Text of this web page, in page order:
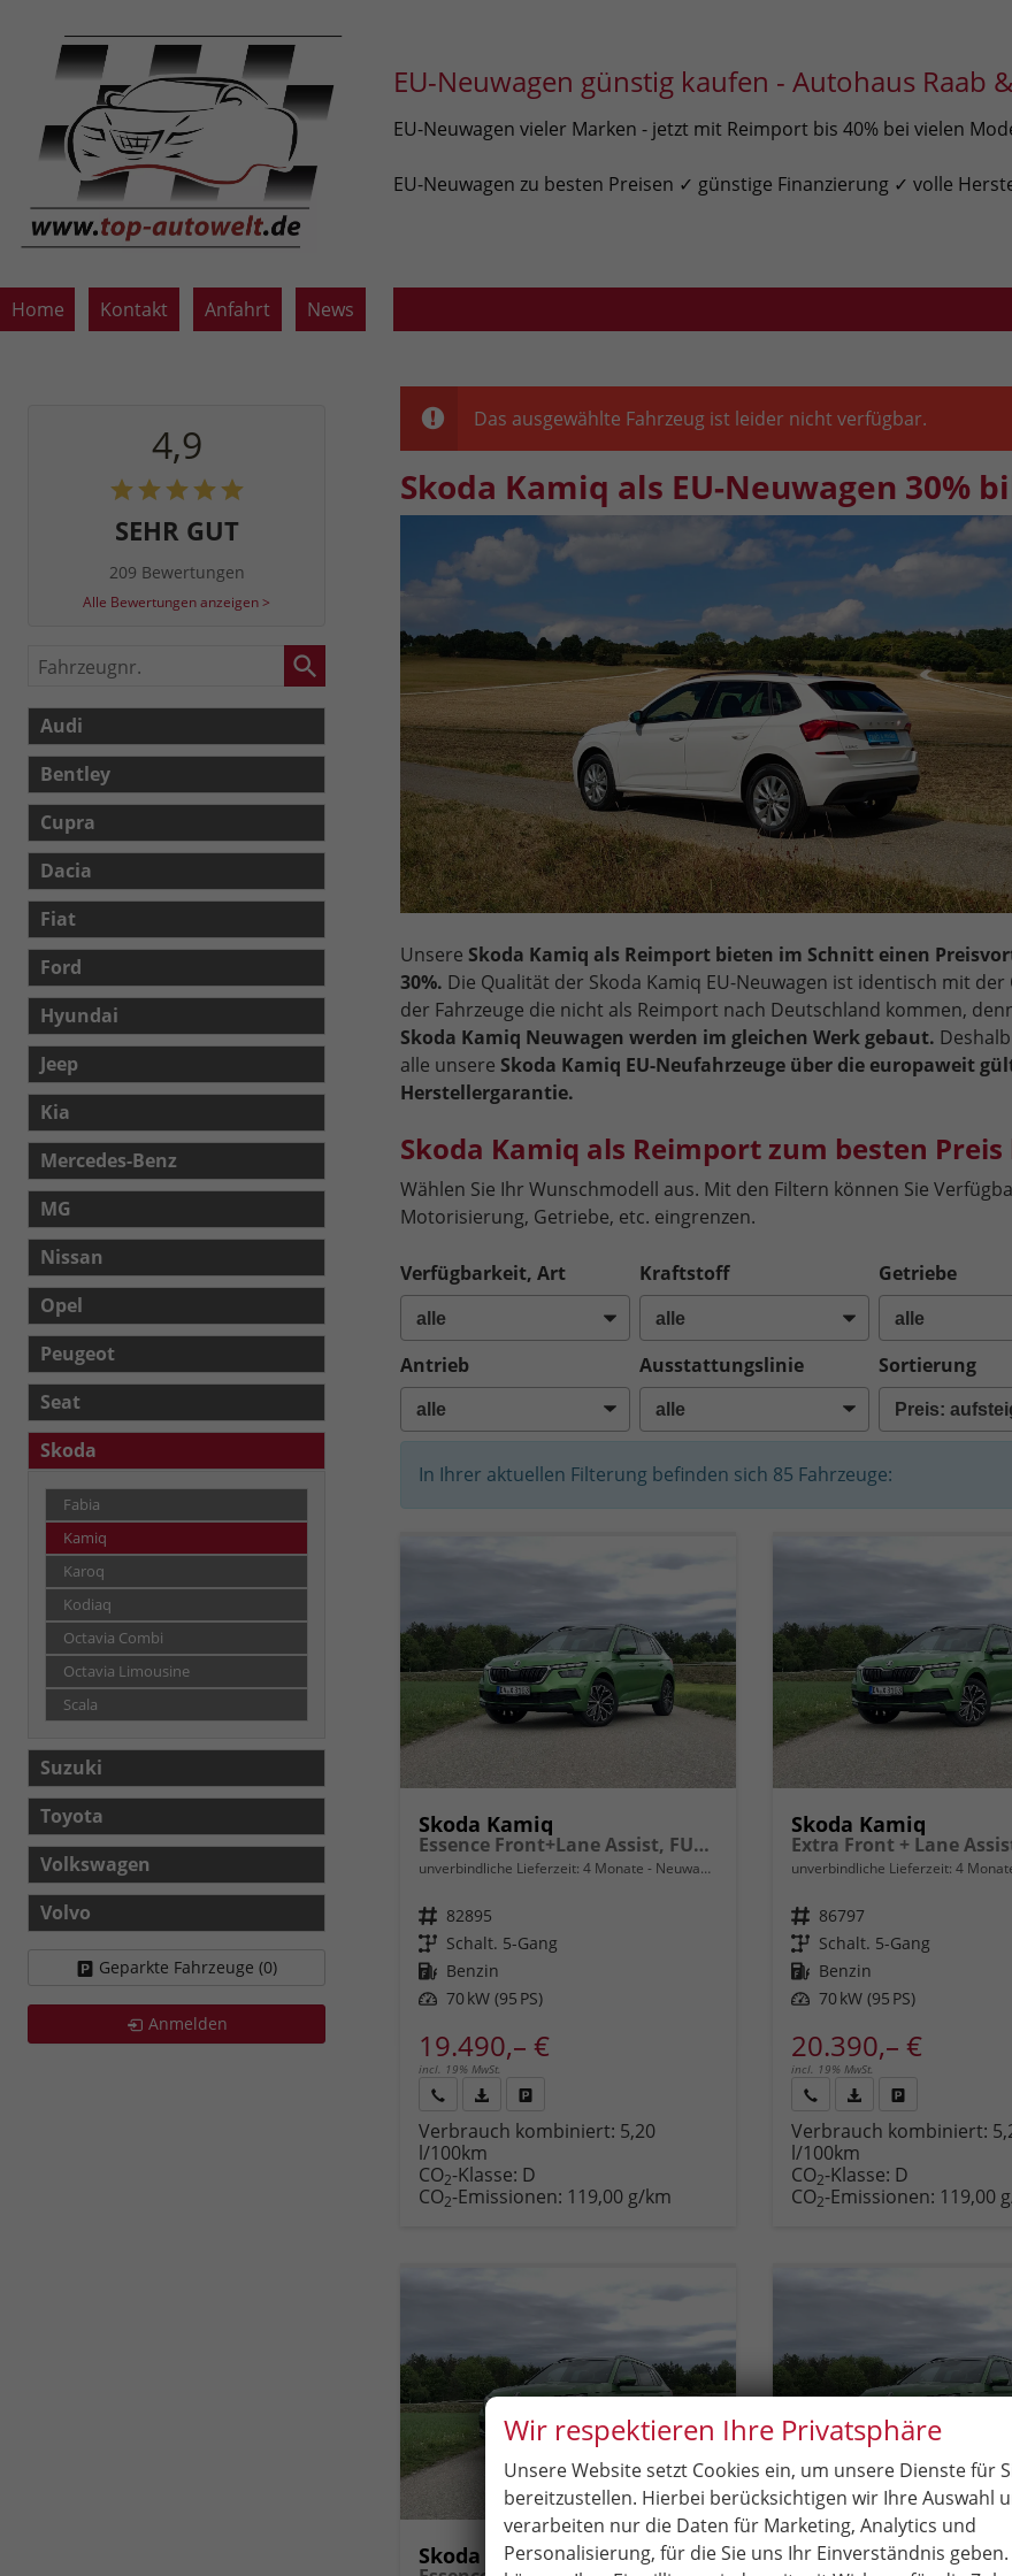
EU-Neuwagen günstig kaufen - Autohaus Raab
EU-Neuwagen vieler Marken - jetzt mit Reimport bis 40% bei vielen
EU-Neuwagen zu besten Preisen ✓ günstige Finanzierung ✓ volle
Home Kontakt Anfahrt News
Das ausgewählte Fahrzeug ist leider nicht verfügbar.
Skoda Kamiq als EU-Neuwagen 30%
Unsere Skoda Kamiq als Reimport bieten im Schnitt einen
30%. Die Qualität der Skoda Kamiq EU-Neuwagen ist identisch mit der
der Fahrzeuge die nicht als Reimport nach Deutschland kommen,
Skoda Kamiq Neuwagen werden im gleichen Werk gebaut.
alle unsere Skoda Kamiq EU-Neufahrzeuge über die europaweit
Herstellergarantie.
Skoda Kamiq als Reimport zum besten
Wählen Sie Ihr Wunschmodell aus. Mit den Filtern können Sie
Motorisierung, Getriebe, etc. eingrenzen.
Verfügbarkeit, Art Kraftstoff Getriebe
Antrieb Ausstattungslinie Sortierung
In Ihrer aktuellen Filterung befinden sich 85 Fahrzeuge:
Skoda Kamiq
Essence Front+Lane Assist, FULL LED, virtuelles Cockpit, , Klima, Parksensoren, ISOFIX, el. Fensterheber vorn uvm.
unverbindliche Lieferzeit: 4 Monate Neuwagen
Fahrzeugnr. 82895
Getriebe Schalt. 5-Gang
Kraftstoff Benzin
Leistung 70 kW (95 PS)
19.490,– €
incl. 19% MwSt.
anfordernDatei,
Fahrzeugexposé
drucken
drucken,
oder
vergleichen
Verbrauch kombiniert: 5,20
l/100km
CO2-Klasse: D
CO2-Emissionen: 119,00 g/km
Skoda Kamiq
unverbindliche Lieferzeit: 4
Fahrzeugnr. 86797
Getriebe Schalt. 5-Gang
Kraftstoff Benzin
Leistung 70 kW (95 PS)
20.390,– €
incl. 19% MwSt.
anfordernDatei,
Fahrzeugexposé
drucken
drucken,
oder
vergleichen
Verbrauch kombiniert:
l/100km
CO2-Klasse: D
CO2-Emissionen: 119,00
Skoda Kamiq Skoda Kamiq
4,9
SEHR GUT
209 Bewertungen
Alle Bewertungen anzeigen >
Fahrzeugnr.
Audi
Bentley
Cupra
Dacia
Fiat
Ford
Hyundai
Jeep
Kia
Mercedes-Benz
MG
Nissan
Opel
Peugeot
Seat
Skoda
Fabia
Kamiq
Karoq
Kodiaq
Octavia Combi
Octavia Limousine
Scala
Suzuki
Toyota
Volkswagen
Volvo
Geparkte Fahrzeuge (0)
Anmelden
Wir respektieren Ihre Privatsphäre
Unsere Website setzt Cookies ein, um unsere Dienste für
bereitzustellen. Hierbei berücksichtigen wir Ihre Auswahl
verarbeiten nur die Daten für Marketing, Analytics und
Personalisierung, für die Sie uns Ihr Einverständnis geben.